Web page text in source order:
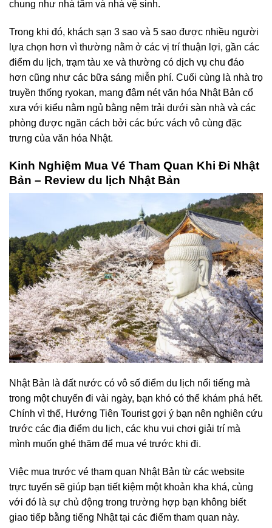
chung như nhà tắm và nhà vệ sinh.
Trong khi đó, khách sạn 3 sao và 5 sao được nhiều người
lựa chọn hơn vì thường nằm ở các vị trí thuận lợi, gần các
điểm du lịch, trạm tàu xe và thường có dịch vụ chu đáo
hơn cũng như các bữa sáng miễn phí. Cuối cùng là nhà trọ
truyền thống ryokan, mang đậm nét văn hóa Nhật Bản cổ
xưa với kiểu nằm ngủ bằng nệm trải dưới sàn nhà và các
phòng được ngăn cách bởi các bức vách vô cùng đặc
trưng của văn hóa Nhật.
Kinh Nghiệm Mua Vé Tham Quan Khi Đi Nhật
Bản – Review du lịch Nhật Bản
Nhật Bản là đất nước có vô số điểm du lịch nổi tiếng mà
trong một chuyến đi vài ngày, bạn khó có thể khám phá hết.
Chính vì thế, Hướng Tiên Tourist gợi ý bạn nên nghiên cứu
trước các địa điểm du lịch, các khu vui chơi giải trí mà
mình muốn ghé thăm để mua vé trước khi đi.
Việc mua trước vé tham quan Nhật Bản từ các website
trực tuyến sẽ giúp bạn tiết kiệm một khoản kha khá, cùng
với đó là sự chủ động trong trường hợp bạn không biết
giao tiếp bằng tiếng Nhật tại các điểm tham quan này.